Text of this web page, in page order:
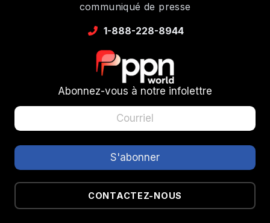
communiqué de presse
1-888-228-8944
Abonnez-vous à notre infolettre
CONTACTEZ-NOUS